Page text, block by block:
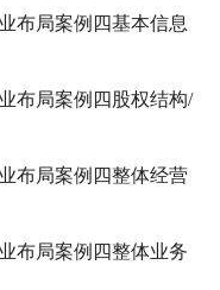
布局案例四基本信息
布局案例四股权结构/
布局案例四整体经营
布局案例四整体业务